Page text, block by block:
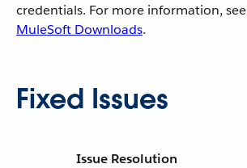
credentials. For more information, see
MuleSoft Downloads.
Fixed Issues
Issue Resolution